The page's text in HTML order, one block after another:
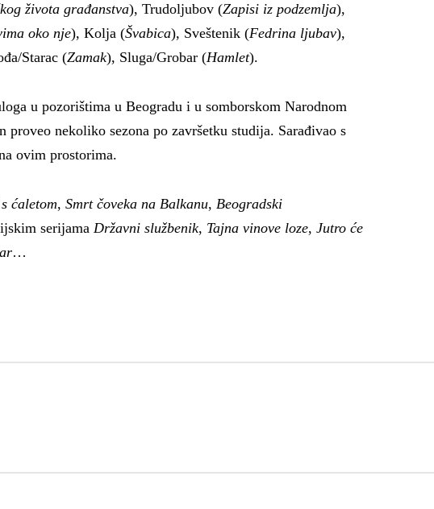
života građanstva), Trudoljubov (Zapisi iz podzemlja),
oko nje), Kolja (Švabica), Sveštenik (Fedrina ljubav),
Starac (Zamak), Sluga/Grobar (Hamlet).
u pozorištima u Beogradu i u somborskom Narodnom
proveo nekoliko sezona po završetku studija. Sarađivao s
ovim prostorima.
ćaletom, Smrt čoveka na Balkanu, Beogradski
serijama Državni službenik, Tajna vinove loze, Jutro će
…